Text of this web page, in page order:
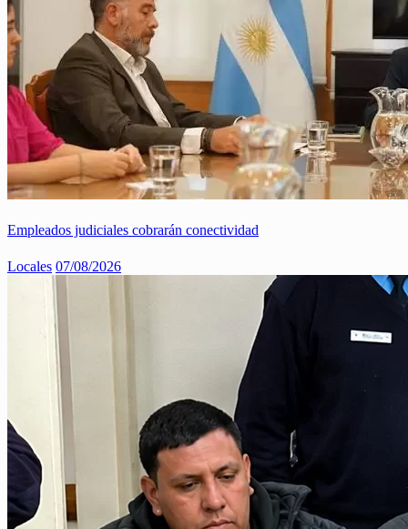
Empleados judiciales cobrarán conectividad
Locales 07/08/2026